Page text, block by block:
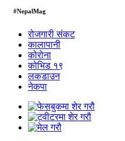
#NepalMag
रोजगारी संकट
कालापानी
कोरोना
कोभिड १९
लकडाउन
नेकपा